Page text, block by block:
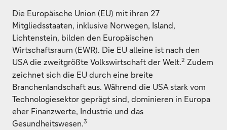
Die Europäische Union (EU) mit ihren 27
Mitgliedsstaaten, inklusive Norwegen, Island,
Lichtenstein, bilden den Europäischen
Wirtschaftsraum (EWR). Die EU alleine ist nach den
USA die zweitgrößte Volkswirtschaft der Welt.2 Zudem
zeichnet sich die EU durch eine breite
Branchenlandschaft aus. Während die USA stark vom
Technologiesektor geprägt sind, dominieren in Europa
eher Finanzwerte, Industrie und das
Gesundheitswesen.3